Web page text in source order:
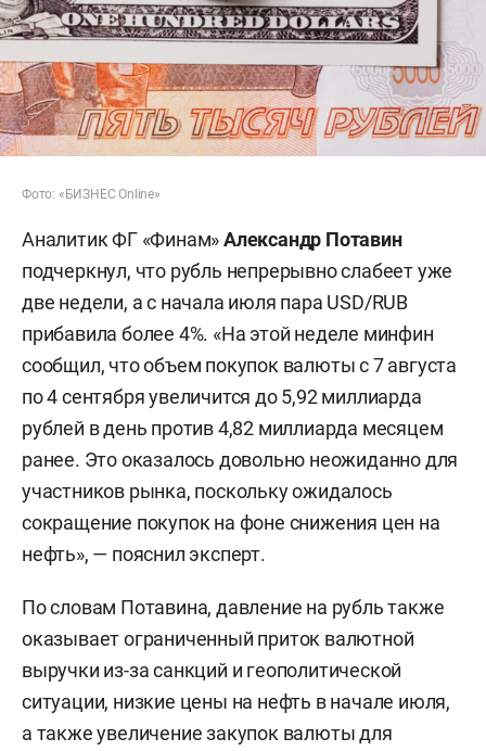
Фото: «БИЗНЕС Online»
Аналитик ФГ «Финам»Александр Потавин
подчеркнул, что рубль непрерывно слабеет уже
две недели, а с начала июля пара USD/RUB
прибавила более 4%. «На этой неделе минфин
сообщил, что объем покупок валюты с 7 августа
по 4 сентября увеличится до 5,92 миллиарда
рублей в день против 4,82 миллиарда месяцем
ранее. Это оказалось довольно неожиданно для
участников рынка, поскольку ожидалось
сокращение покупок на фоне снижения цен на
нефть», — пояснил эксперт.
По словам Потавина, давление на рубль также
оказывает ограниченный приток валютной
выручки из-за санкций и геополитической
ситуации, низкие цены на нефть в начале июля,
а также увеличение закупок валюты для